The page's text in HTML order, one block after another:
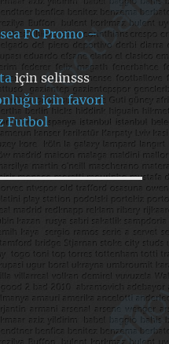
FC Promo –
içinselinsss
için favori
Futbol